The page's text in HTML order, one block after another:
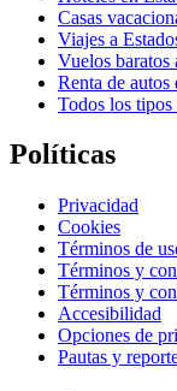
Casas
Viajes a
Vuelos baratos
Renta de
Todos los tipos
Políticas
Privacidad
Cookies
Términos de
Términos y
Términos y
Accesibilidad
Opciones de
Pautas y